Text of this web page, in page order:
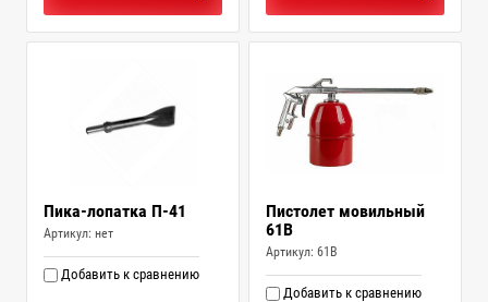
Пика-лопатка П-41
Артикул: нет
Добавить к сравнению
Пистолет мовильный
61B
Артикул: 61B
Добавить к сравнению